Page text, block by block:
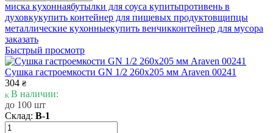
миска кухоннаябутылки для соуса купитьпротивень в
духовкукупить контейнер для пищевых продуктовщипцы
металлические кухонныекупить венчикконтейнер для мусора
заказать
Быстрый просмотр
Сушка гастроемкости GN 1/2 260х205 мм Araven 00241
304 ₴
В наличии:
до 100 шт
Склад: В-1